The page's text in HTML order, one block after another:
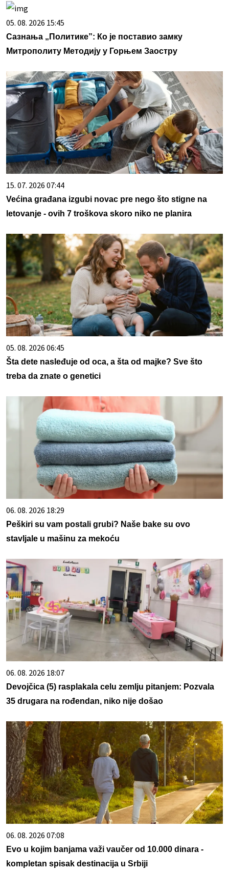
05. 08. 2026 15:45
Сазнања „Политике”: Ко је поставио замку
Митрополиту Методију у Горњем Заостру
15. 07. 2026 07:44
Većina građana izgubi novac pre nego što stigne na
letovanje - ovih 7 troškova skoro niko ne planira
05. 08. 2026 06:45
Šta dete nasleđuje od oca, a šta od majke? Sve što
treba da znate o genetici
06. 08. 2026 18:29
Peškiri su vam postali grubi? Naše bake su ovo
stavljale u mašinu za mekoću
06. 08. 2026 18:07
Devojčica (5) rasplakala celu zemlju pitanjem: Pozvala
35 drugara na rođendan, niko nije došao
06. 08. 2026 07:08
Evo u kojim banjama važi vaučer od 10.000 dinara -
kompletan spisak destinacija u Srbiji